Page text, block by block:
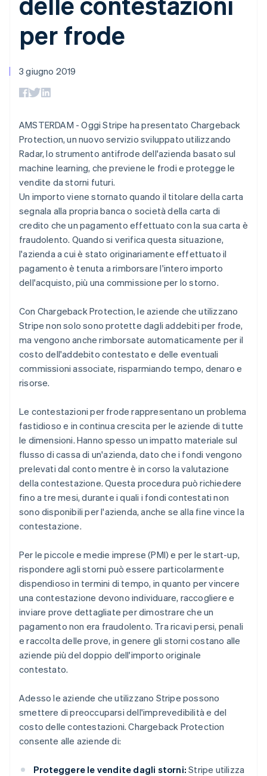
utente
flessibile
Metodi di
pagamento
Accesso a
oltre 125
Pagamenti di
persona
Authorization
ottimizzata
Link
Pagamento
accelerato
Financial
Connections
collegati
Automazione
della contabilità
Report
personalizzati
Altro
Product roadmap
Scopri cosa ti aspetta
Atlas
Costituzione di start-up
Climate
Identity
Stripe Sessions 2026
Scopri come Stripe sta costruendo l'infrastruttura
Guarda ora
Gestione del denaro
SaaS
Gaming
Ospitalità, viaggi e
tempo libero
Assicurazione
Media e
intrattenimento
Organizzazioni non
profit
Servizi professionali
Pubblica
amministrazione
Commercio al dettaglio
Partner
Stripe App Marketplace
Gestire gli
Offrire addebiti in base
all'utilizzo
Risorse
Integrazioni app
Esempi di codice
Blog per sviluppatori
Stato dell'API
Roadmap del prodotto
Conferenza annuale
Sessions
Contattaci
Diventa nostro partner
per frode
3 giugno 2019
AMSTERDAM - Oggi Stripe ha presentato Chargeback
Protection, un nuovo servizio sviluppato utilizzando
Radar, lo strumento antifrode dell'azienda basato sul
machine learning, che previene le frodi e protegge le
vendite da storni futuri.
Un importo viene stornato quando il titolare della carta
segnala alla propria banca o società della carta di
credito che un pagamento effettuato con la sua carta è
fraudolento. Quando si verifica questa situazione,
l'azienda a cui è stato originariamente effettuato il
pagamento è tenuta a rimborsare l'intero importo
dell'acquisto, più una commissione per lo storno.
Con Chargeback Protection, le aziende che utilizzano
Stripe non solo sono protette dagli addebiti per frode,
ma vengono anche rimborsate automaticamente per il
costo dell'addebito contestato e delle eventuali
commissioni associate, risparmiando tempo, denaro e
risorse.
Le contestazioni per frode rappresentano un problema
fastidioso e in continua crescita per le aziende di tutte
le dimensioni. Hanno spesso un impatto materiale sul
flusso di cassa di un'azienda, dato che i fondi vengono
prelevati dal conto mentre è in corso la valutazione
della contestazione. Questa procedura può richiedere
fino a tre mesi, durante i quali i fondi contestati non
sono disponibili per l'azienda, anche se alla fine vince la
contestazione.
Per le piccole e medie imprese (PMI) e per le start-up,
rispondere agli storni può essere particolarmente
dispendioso in termini di tempo, in quanto per vincere
una contestazione devono individuare, raccogliere e
inviare prove dettagliate per dimostrare che un
pagamento non era fraudolento. Tra ricavi persi, penali
e raccolta delle prove, in genere gli storni costano alle
aziende più del doppio dell'importo originale
contestato.
Adesso le aziende che utilizzano Stripe possono
smettere di preoccuparsi dell'imprevedibilità e del
costo delle contestazioni. Chargeback Protection
consente alle aziende di:
Proteggere le vendite dagli storni: Stripe utilizza